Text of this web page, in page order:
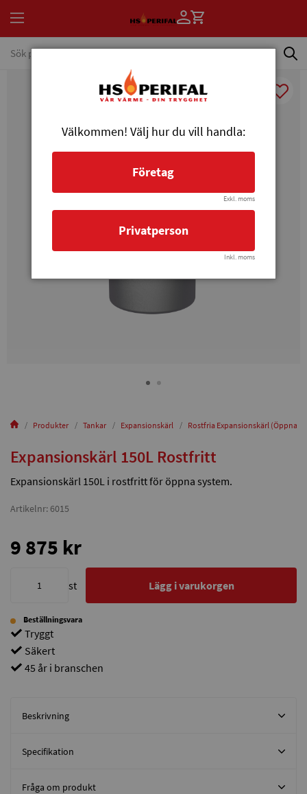
Produkter Tankar Expansionskärl Rostfria Expansionskärl (Öppna)
Expansionskärl 150L Rostfritt
Expansionskärl 150L i rostfritt för öppna system.
Artikelnr: 6015
9 875 kr
st Lägg i varukorgen
Beställningsvara
Tryggt
Säkert
45 år i branschen
Beskrivning
Specifikation
Fråga om produkt
Välkommen! Välj hur du vill handla:
Företag
Exkl. moms
Privatperson
Inkl. moms